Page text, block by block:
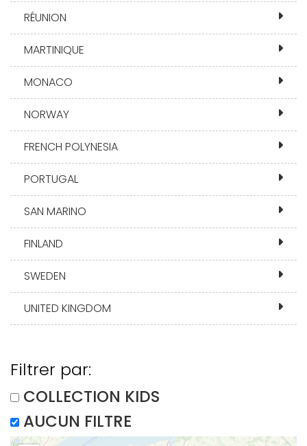
RÉUNION
MARTINIQUE
MONACO
NORWAY
FRENCH POLYNESIA
PORTUGAL
SAN MARINO
FINLAND
SWEDEN
UNITED KINGDOM
Filtrer par:
COLLECTION KIDS
AUCUN FILTRE